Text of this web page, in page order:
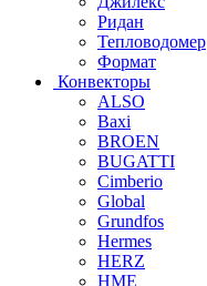
Ридан
Тепловодомер
Формат
Конвекторы
ALSO
Baxi
BROEN
BUGATTI
Cimberio
Global
Grundfos
Hermes
HERZ
HME